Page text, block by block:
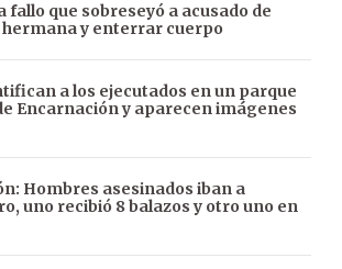
fallo que sobreseyó a acusado de
hermana y enterrar cuerpo
a los ejecutados en un parque
Encarnación y aparecen imágenes
Hombres asesinados iban a
uno recibió 8 balazos y otro uno en